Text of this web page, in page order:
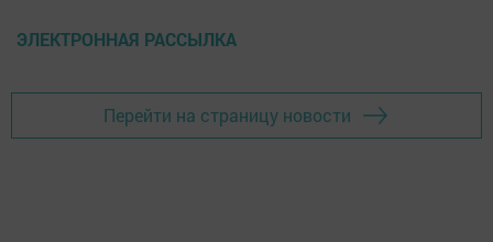
ЭЛЕКТРОННАЯ РАССЫЛКА
Перейти на страницу новости